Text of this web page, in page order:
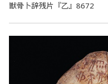
獣骨卜辞残片『乙』8672